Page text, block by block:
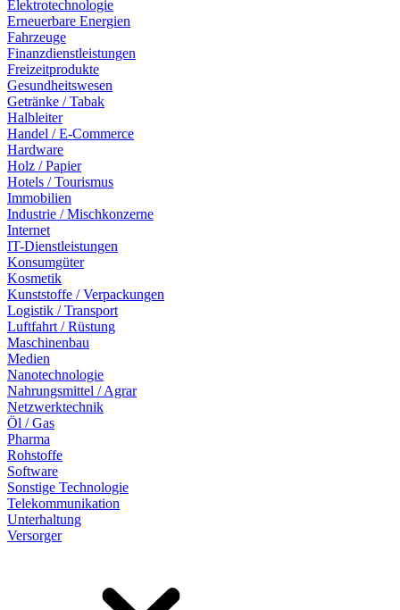
Elektrotechnologie
Erneuerbare Energien
Fahrzeuge
Finanzdienstleistungen
Freizeitprodukte
Gesundheitswesen
Getränke / Tabak
Halbleiter
Handel / E-Commerce
Hardware
Holz / Papier
Hotels / Tourismus
Immobilien
Industrie / Mischkonzerne
Internet
IT-Dienstleistungen
Konsumgüter
Kosmetik
Kunststoffe / Verpackungen
Logistik / Transport
Luftfahrt / Rüstung
Maschinenbau
Medien
Nanotechnologie
Nahrungsmittel / Agrar
Netzwerktechnik
Öl / Gas
Pharma
Rohstoffe
Software
Sonstige Technologie
Telekommunikation
Unterhaltung
Versorger